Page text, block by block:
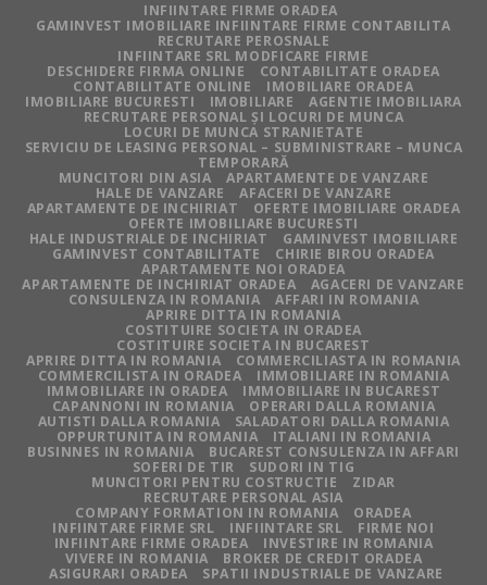
INFIINTARE FIRME ORADEA
GAMINVEST IMOBILIARE INFIINTARE FIRME CONTABILITA
RECRUTARE PEROSNALE
INFIINTARE SRL MODFICARE FIRME
DESCHIDERE FIRMA ONLINE
CONTABILITATE ORADEA
CONTABILITATE ONLINE
IMOBILIARE ORADEA
IMOBILIARE BUCURESTI
IMOBILIARE
AGENTIE IMOBILIARA
RECRUTARE PERSONAL ȘI LOCURI DE MUNCA
LOCURI DE MUNCA STRANIETATE
SERVICIU DE LEASING PERSONAL – SUBMINISTRARE – MUNCA
TEMPORARĂ
MUNCITORI DIN ASIA
APARTAMENTE DE VANZARE
HALE DE VANZARE
AFACERI DE VANZARE
APARTAMENTE DE INCHIRIAT
OFERTE IMOBILIARE ORADEA
OFERTE IMOBILIARE BUCURESTI
HALE INDUSTRIALE DE INCHIRIAT
GAMINVEST IMOBILIARE
GAMINVEST CONTABILITATE
CHIRIE BIROU ORADEA
APARTAMENTE NOI ORADEA
APARTAMENTE DE INCHIRIAT ORADEA
AGACERI DE VANZARE
CONSULENZA IN ROMANIA
AFFARI IN ROMANIA
APRIRE DITTA IN ROMANIA
COSTITUIRE SOCIETA IN ORADEA
COSTITUIRE SOCIETA IN BUCAREST
APRIRE DITTA IN ROMANIA
COMMERCILIASTA IN ROMANIA
COMMERCILISTA IN ORADEA
IMMOBILIARE IN ROMANIA
IMMOBILIARE IN ORADEA
IMMOBILIARE IN BUCAREST
CAPANNONI IN ROMANIA
OPERARI DALLA ROMANIA
AUTISTI DALLA ROMANIA
SALADATORI DALLA ROMANIA
OPPURTUNITA IN ROMANIA
ITALIANI IN ROMANIA
BUSINNES IN ROMANIA
BUCAREST CONSULENZA IN AFFARI
SOFERI DE TIR
SUDORI IN TIG
MUNCITORI PENTRU COSTRUCTIE
ZIDAR
RECRUTARE PERSONAL ASIA
COMPANY FORMATION IN ROMANIA
ORADEA
INFIINTARE FIRME SRL
INFIINTARE SRL
FIRME NOI
INFIINTARE FIRME ORADEA
INVESTIRE IN ROMANIA
VIVERE IN ROMANIA
BROKER DE CREDIT ORADEA
ASIGURARI ORADEA
SPATII INDUSTRIALE DE VANZARE